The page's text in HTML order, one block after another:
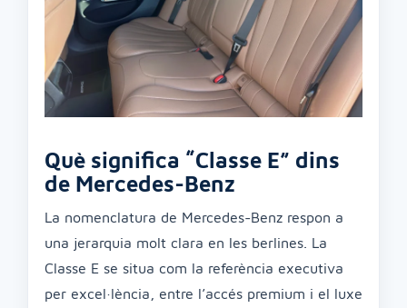
Què significa “Classe E” dins
de Mercedes-Benz
La nomenclatura de Mercedes-Benz respon a
una jerarquia molt clara en les berlines. La
Classe E se situa com la referència executiva
per excel·lència, entre l’accés premium i el luxe